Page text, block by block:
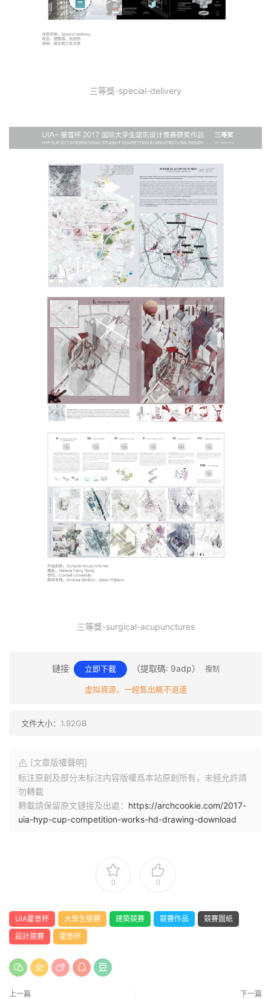
三等獎-special-delivery
三等獎-surgical-acupunctures
鏈接 立即下載 （提取碼: 9adp） 複制
虛拟資源，一經售出概不退還
文件大小： 1.92GB
[文章版權聲明]
标注原創及部分未标注内容版權爲本站原創所有，未經允許請
勿轉載
轉載請保留原文鏈接及出處： https://archcookie.com/2017-
uia-hyp-cup-competition-works-hd-drawing-download
0 0
UIA霍普杯 大學生競賽 建築競賽 競賽作品
競賽圖紙
設計競賽
霍普杯
上一篇 下一篇